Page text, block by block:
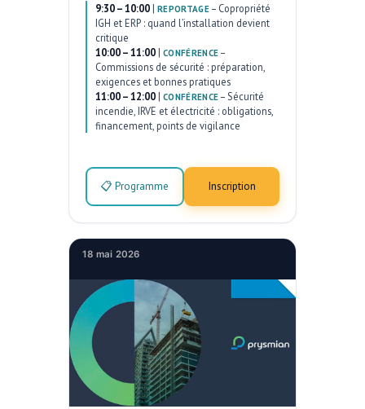
9:30 – 10:00 | REPORTAGE– Copropriété
IGH et ERP : quand l’installation devient
critique
10:00 – 11:00 | CONFÉRENCE –
Commissions de sécurité : préparation,
exigences et bonnes pratiques
11:00 – 12:00 | CONFÉRENCE – Sécurité
incendie, IRVE et électricité : obligations,
financement, points de vigilance
📋 Programme Inscription
18 mai 2026